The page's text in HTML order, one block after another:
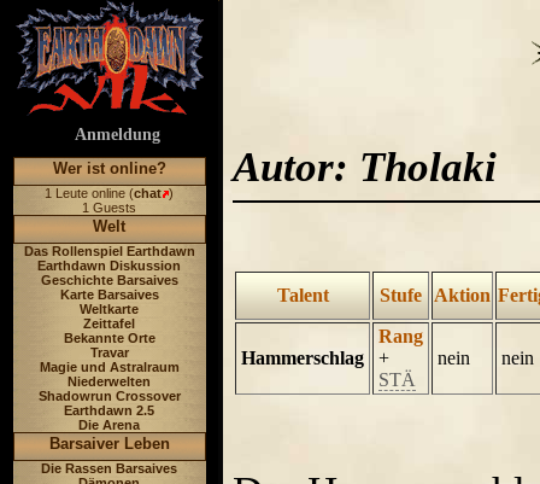
Anmeldung
Wer ist online?
1 Leute online (chat )
1 Guests
Welt
Das Rollenspiel Earthdawn
Earthdawn Diskussion
Geschichte Barsaives
Karte Barsaives
Weltkarte
Zeittafel
Bekannte Orte
Travar
Magie und Astralraum
Niederwelten
Shadowrun Crossover
Earthdawn 2.5
Die Arena
Barsaiver Leben
Die Rassen Barsaives
Autor: Tholaki
Talent Stufe Aktion
Hammerschlag
Rang
+
STÄ
nein nein